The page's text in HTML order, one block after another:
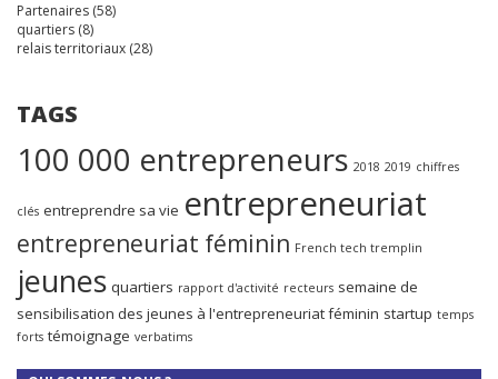
Partenaires (58)
quartiers (8)
relais territoriaux (28)
TAGS
100 000 entrepreneurs 2018 2019 chiffres
clés entreprendre sa vie entrepreneuriat
entrepreneuriat féminin French tech tremplin
jeunes quartiers rapport d'activité recteurs semaine de
sensibilisation des jeunes à l'entrepreneuriat féminin startup temps
forts témoignage verbatims